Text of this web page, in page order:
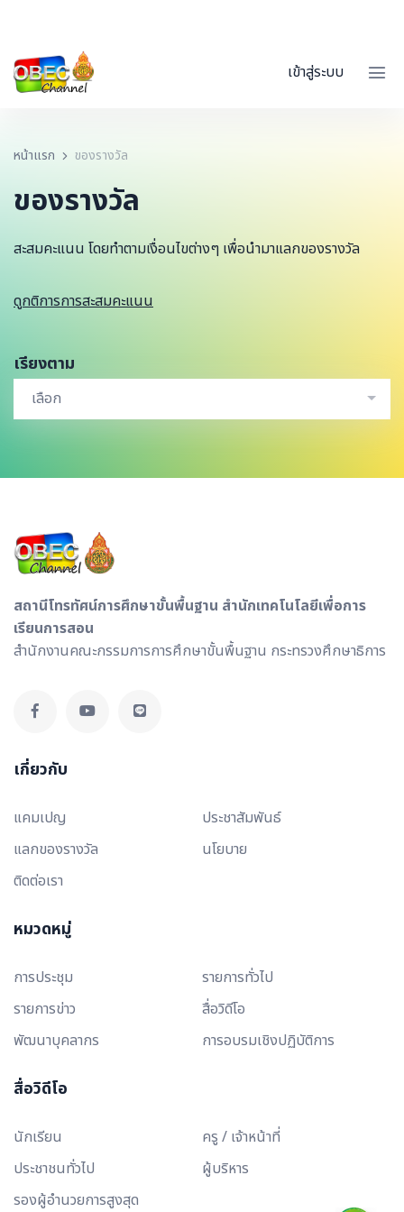
เข้าสู่ระบบ
หน้าแรก ของรางวัล
ของรางวัล
สะสมคะแนน โดยทำตามเงื่อนไขต่างๆ เพื่อนำมาแลกของรางวัล
ดูกติการการสะสมคะแนน
เรียงตาม
เลือก
สถานีโทรทัศน์การศึกษาขั้นพื้นฐาน สำนักเทคโนโลยีเพื่อการ
เรียนการสอน
สำนักงานคณะกรรมการการศึกษาขั้นพื้นฐาน กระทรวงศึกษาธิการ
เกี่ยวกับ
แคมเปญ
ประชาสัมพันธ์
แลกของรางวัล
นโยบาย
ติดต่อเรา
หมวดหมู่
การประชุม
รายการทั่วไป
รายการข่าว
สื่อวิดีโอ
พัฒนาบุคลากร
การอบรมเชิงปฏิบัติการ
สื่อวิดีโอ
นักเรียน
ครู / เจ้าหน้าที่
ประชาชนทั่วไป
ผู้บริหาร
รองผู้อำนวยการสูงสุด